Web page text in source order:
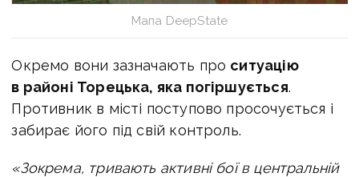
Мапа DeepState
Окремо вони зазначають про ситуацію
в районі Торецька, яка погіршується.
Противник в місті поступово просочується і
забирає його під свій контроль.
«Зокрема, тривають активні бої в центральній